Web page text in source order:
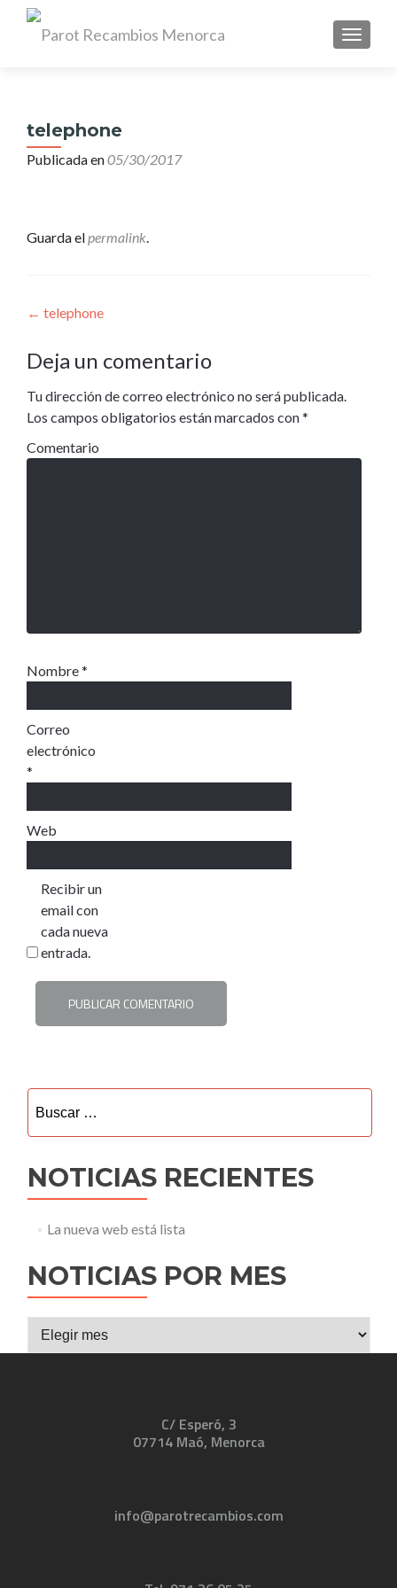
telephone
Publicada en05/30/2017
Guarda elpermalink.
Navegación
de
entradas
← telephone
Deja un comentario
Tu dirección de correo electrónico no será publicada.
Los campos obligatorios están marcados con*
Comentario
Nombre*
Correo
electrónico
*
Web
Recibir un
email con
cada nueva
entrada.
NOTICIAS RECIENTES
La nueva web está lista
NOTICIAS POR MES
Noticias
C/ Esperó, 3
07714 Maó, Menorca
info@parotrecambios.com